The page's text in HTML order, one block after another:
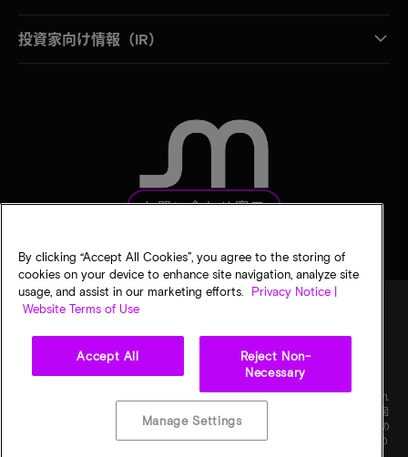
投資家向け情報（IR）
お問い合わせ窓口
マイクロンのプライバシー通知 販売条件
Micron Technology, Inc. All rights reserved. 情報、製品、仕様は予告なく変更され
ることがあります。すべての情報は何らの保証なく「現状有姿」の状態で提供されます。図
画の縮尺は正確ではありません。マイクロン、マイクロンのロゴ、およびその他のすべての
マイクロンの商標はMicron Technology, Inc.に帰属します。他のすべての商標はそれぞれの
By clicking “Accept All Cookies”, you agree to the storing of
cookies on your device to enhance site navigation, analyze site
usage, and assist in our marketing efforts.
Privacy Notice |
Website Terms of Use
Accept All
Reject Non-
Necessary
Manage Settings